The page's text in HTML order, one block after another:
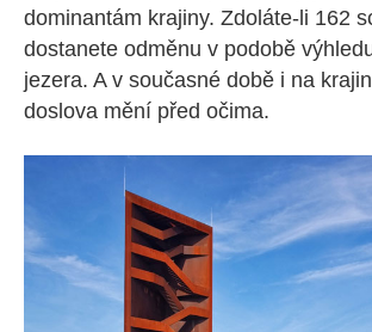
dominantám krajiny. Zdoláte-li 162
dostanete odměnu v podobě
jezera. A v současné době i na
doslova mění před očima.